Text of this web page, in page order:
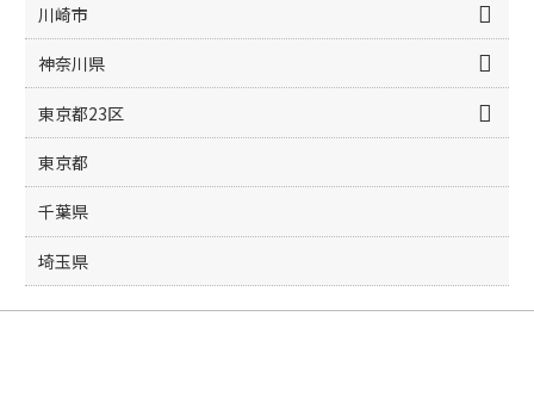
川崎市
神奈川県
東京都23区
東京都
千葉県
埼玉県